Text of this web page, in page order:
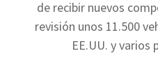
de recibir nuevos
revisión unos 11.500
EE.UU. y varios